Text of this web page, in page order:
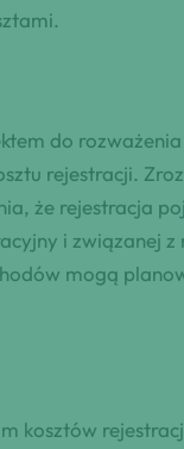
do
rejestracji.
że rejestracja
i związanej
mogą
kosztów